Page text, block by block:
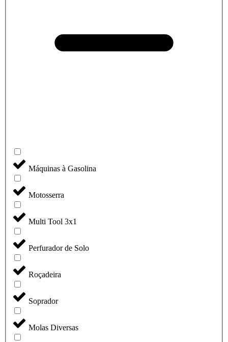
Máquinas à Gasolina
Motosserra
Multi Tool 3x1
Perfurador de Solo
Roçadeira
Soprador
Molas Diversas